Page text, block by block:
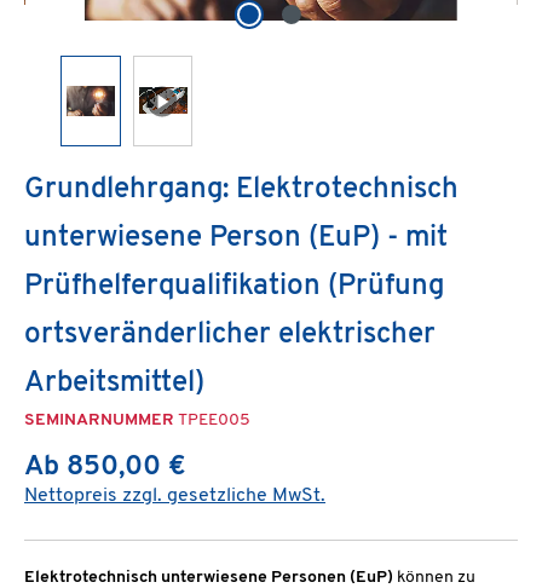
Grundlehrgang: Elektrotechnisch
unterwiesene Person (EuP) - mit
Prüfhelferqualifikation (Prüfung
ortsveränderlicher elektrischer
Arbeitsmittel)
SEMINARNUMMER TPEE005
Ab 850,00 €
Nettopreis zzgl. gesetzliche MwSt.
Elektrotechnisch unterwiesene Personen (EuP) können zu